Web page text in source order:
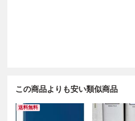
この商品よりも安い類似商品
送料無料